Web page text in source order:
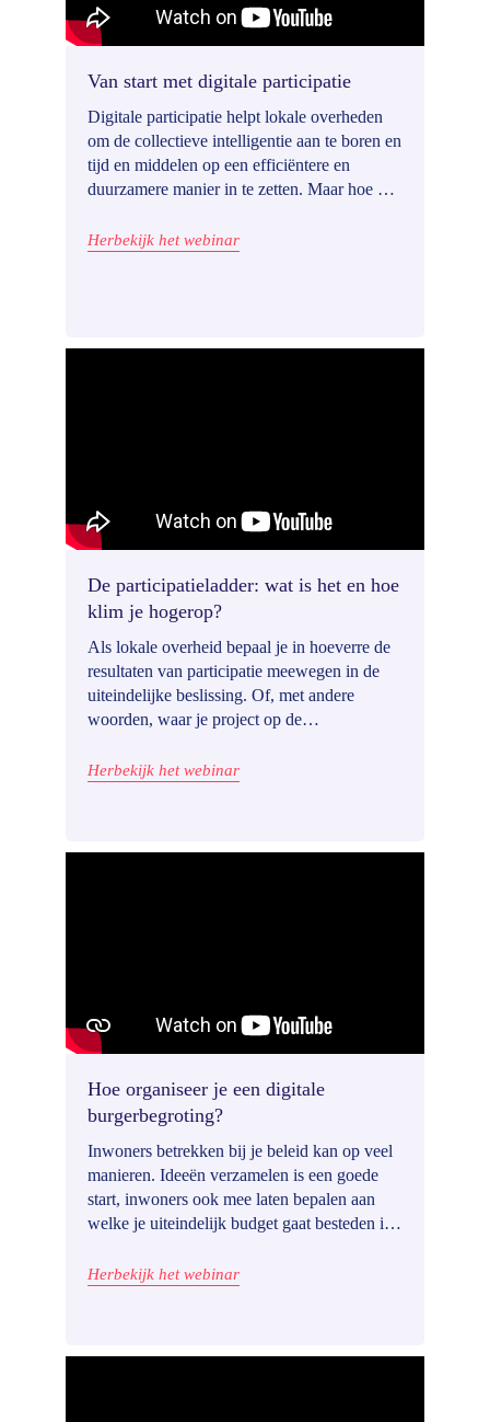
Van start met digitale participatie
Digitale participatie helpt lokale overheden
om de collectieve intelligentie aan te boren en
tijd en middelen op een efficiëntere en
duurzamere manier in te zetten. Maar hoe pak
Nederlandse Den Helder en de Belgische
Herbekijk het webinar
De participatieladder: wat is het en hoe
klim je hogerop?
Als lokale overheid bepaal je in hoeverre de
resultaten van participatie meewegen in de
uiteindelijke beslissing. Of, met andere
woorden, waar je project op de
kader en hoe je gaandeweg met vertrouwen
Herbekijk het webinar
Hoe organiseer je een digitale
burgerbegroting?
Inwoners betrekken bij je beleid kan op veel
manieren. Ideeën verzamelen is een goede
start, inwoners ook mee laten bepalen aan
welke je uiteindelijk budget gaat besteden is
inspraak te geven met een digitale
Herbekijk het webinar